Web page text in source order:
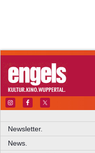
Newsletter.
News.